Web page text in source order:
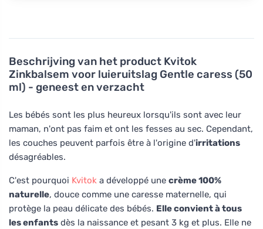
Beschrijving van het product Kvitok
Zinkbalsem voor luieruitslag Gentle caress (50
ml) - geneest en verzacht
Les bébés sont les plus heureux lorsqu'ils sont avec leur
maman, n'ont pas faim et ont les fesses au sec. Cependant,
les couches peuvent parfois être à l'origine d'irritations
désagréables.
C'est pourquoi Kvitok a développé une crème 100%
naturelle, douce comme une caresse maternelle, qui
protège la peau délicate des bébés. Elle convient à tous
les enfants dès la naissance et pesant 3 kg et plus. Elle ne